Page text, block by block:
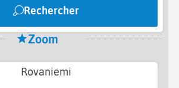
Rechercher
Zoom
Rovaniemi